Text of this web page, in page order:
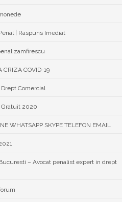
| Raspuns Imediat
zamfirescu
CRIZA COVID-19
Comercial
Gratuit 2020
WHATSAPP SKYPE TELEFON EMAIL
– Avocat penalist expert in drept